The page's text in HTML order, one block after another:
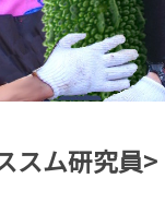
スム研究員>